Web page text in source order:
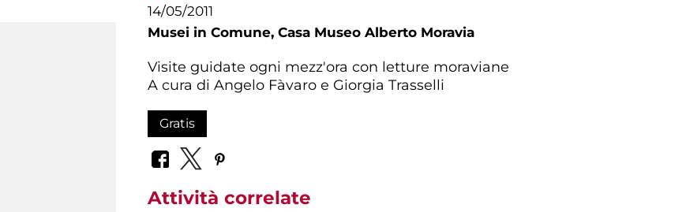
14/05/2011
Musei in Comune, Casa Museo Alberto Moravia
Visite guidate ogni mezz'ora con letture moraviane
A cura di Angelo Fàvaro e Giorgia Trasselli
Gratis
Attività correlate